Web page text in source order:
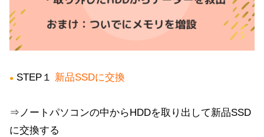
● STEP１ 新品SSDに交換
⇒ノートパソコンの中からHDDを取り出して新品SSD
に交換する